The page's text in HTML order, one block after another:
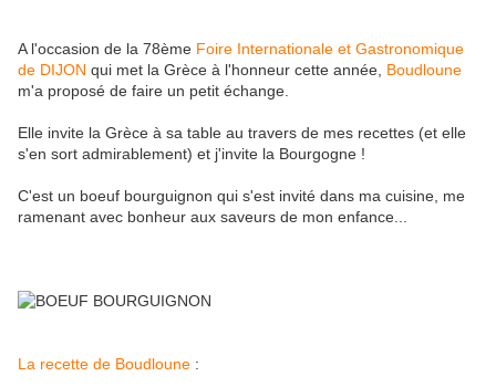
A l'occasion de la 78ème Foire Internationale et Gastronomique
de DIJON qui met la Grèce à l'honneur cette année, Boudloune
m'a proposé de faire un petit échange.
Elle invite la Grèce à sa table au travers de mes recettes (et elle
s'en sort admirablement) et j'invite la Bourgogne !
C'est un boeuf bourguignon qui s'est invité dans ma cuisine, me
ramenant avec bonheur aux saveurs de mon enfance...
La recette de Boudloune :